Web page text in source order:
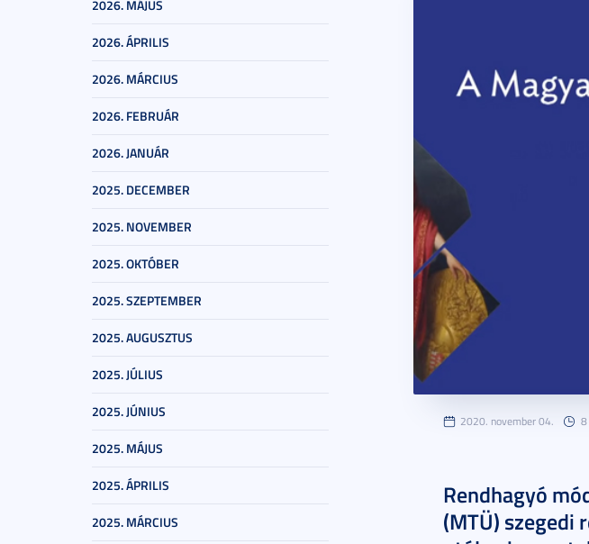
2026. MÁJUS
2026. ÁPRILIS
2026. MÁRCIUS
2026. FEBRUÁR
2026. JANUÁR
2025. DECEMBER
2025. NOVEMBER
2025. OKTÓBER
2025. SZEPTEMBER
2025. AUGUSZTUS
2025. JÚLIUS
2025. JÚNIUS
2025. MÁJUS
2025. ÁPRILIS
2025. MÁRCIUS
2020. november 04. 8
Rendhagyó
(MTÜ) szegedi